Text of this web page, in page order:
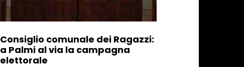
Consiglio comunale dei Ragazzi:
a Palmi al via la campagna
elettorale